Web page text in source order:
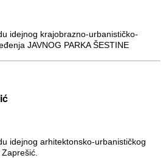
idejnog krajobrazno-urbanističko-
JAVNOG PARKA ŠESTINE
idejnog arhitektonsko-urbanističkog